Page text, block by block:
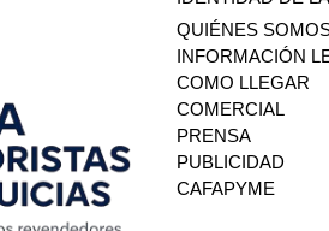
QUIÉNES
INFORMACIÓN
COMO LLEGAR
COMERCIAL
PRENSA
PUBLICIDAD
CAFAPYME